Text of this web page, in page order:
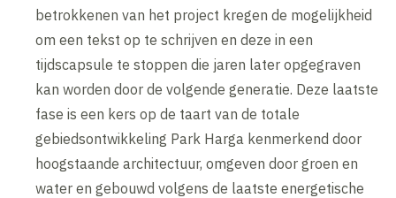
betrokkenen van het project kregen de mogelijkheid
om een tekst op te schrijven en deze in een
tijdscapsule te stoppen die jaren later opgegraven
kan worden door de volgende generatie. Deze laatste
fase is een kers op de taart van de totale
gebiedsontwikkeling Park Harga kenmerkend door
hoogstaande architectuur, omgeven door groen en
water en gebouwd volgens de laatste energetische